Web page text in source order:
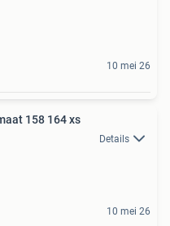
10 mei 26
158 164 xs
Details
10 mei 26